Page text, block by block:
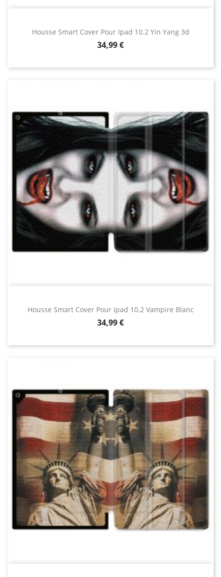
Housse Smart Cover Pour Ipad 10.2 Yin Yang 3d
Prix
34,99 €
Housse Smart Cover Pour Ipad 10.2 Vampire Blanc
Prix
34,99 €